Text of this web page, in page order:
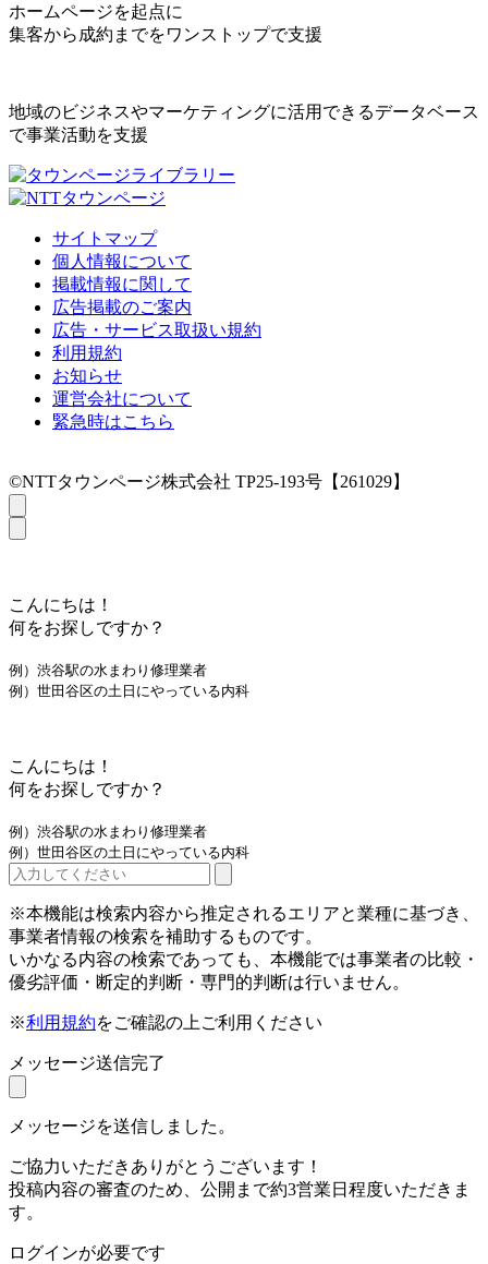
ホームページを起点に
集客から成約までをワンストップで支援
地域のビジネスやマーケティングに活用できるデータベース
で事業活動を支援
サイトマップ
個人情報について
掲載情報に関して
広告掲載のご案内
広告・サービス取扱い規約
利用規約
お知らせ
運営会社について
緊急時はこちら
©NTTタウンページ株式会社 TP25-193号【261029】
こんにちは！
何をお探しですか？
例）渋谷駅の水まわり修理業者
例）世田谷区の土日にやっている内科
こんにちは！
何をお探しですか？
例）渋谷駅の水まわり修理業者
例）世田谷区の土日にやっている内科
※本機能は検索内容から推定されるエリアと業種に基づき、
事業者情報の検索を補助するものです。
いかなる内容の検索であっても、本機能では事業者の比較・
優劣評価・断定的判断・専門的判断は行いません。
※利用規約をご確認の上ご利用ください
メッセージ送信完了
メッセージを送信しました。
ご協力いただきありがとうございます！
投稿内容の審査のため、公開まで約3営業日程度いただきま
す。
ログインが必要です